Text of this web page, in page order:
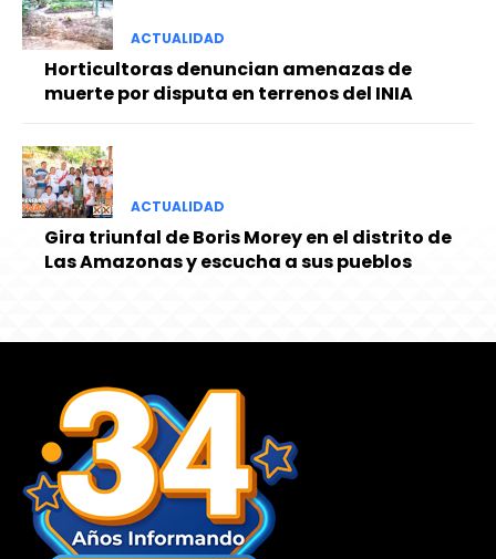
ACTUALIDAD
Horticultoras denuncian amenazas de
muerte por disputa en terrenos del INIA
ACTUALIDAD
Gira triunfal de Boris Morey en el distrito de
Las Amazonas y escucha a sus pueblos